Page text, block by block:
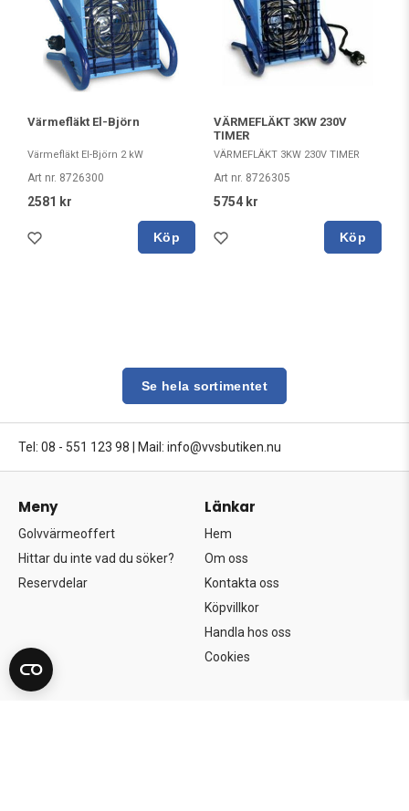
Värmefläkt El-Björn
Värmefläkt El-Björn 2 kW
Art nr. 8726300
2581 kr
Köp
VÄRMEFLÄKT 3KW 230V
TIMER
VÄRMEFLÄKT 3KW 230V TIMER
Art nr. 8726305
5754 kr
Köp
Se hela sortimentet
Tel: 08 - 551 123 98 Mail: info@vvsbutiken.nu
Meny
Golvvärmeoffert
Hittar du inte vad du söker?
Reservdelar
Länkar
Hem
Om oss
Kontakta oss
Köpvillkor
Handla hos oss
Cookies